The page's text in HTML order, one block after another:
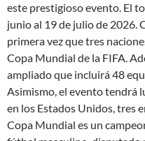
este prestigioso evento. El
junio al 19 de julio de 2026.
primera vez que tres
Copa Mundial de la FIFA.
ampliado que incluirá 48
Asimismo, el evento tendrá
en los Estados Unidos, tres
Copa Mundial es un